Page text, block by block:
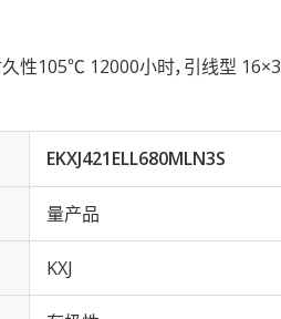
性105℃ 12000小时，引线型
EKXJ421ELL680MLN3S
量产品
KXJ